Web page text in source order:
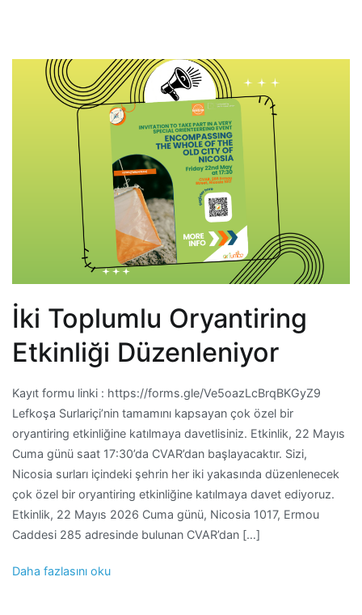
İki Toplumlu Oryantiring
Etkinliği Düzenleniyor
Kayıt formu linki : https://forms.gle/Ve5oazLcBrqBKGyZ9
Lefkoşa Surlariçi’nin tamamını kapsayan çok özel bir
oryantiring etkinliğine katılmaya davetlisiniz. Etkinlik, 22 Mayıs
Cuma günü saat 17:30’da CVAR’dan başlayacaktır. Sizi,
Nicosia surları içindeki şehrin her iki yakasında düzenlenecek
çok özel bir oryantiring etkinliğine katılmaya davet ediyoruz.
Etkinlik, 22 Mayıs 2026 Cuma günü, Nicosia 1017, Ermou
Caddesi 285 adresinde bulunan CVAR’dan […]
Daha fazlasını oku